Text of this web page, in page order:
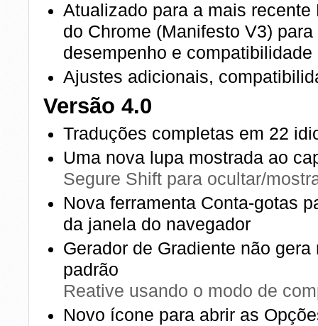
Atualizado para a mais
do Chrome (Manifesto V3)
desempenho e compatibilidade
Ajustes adicionais,
Versão 4.0
Traduções completas em 22
Uma nova lupa mostrada ao
Segure Shift para ocultar/
Nova ferramenta Conta-gotas
da janela do navegador
Gerador de Gradiente não
padrão
Reative usando o modo de
Novo ícone para abrir as